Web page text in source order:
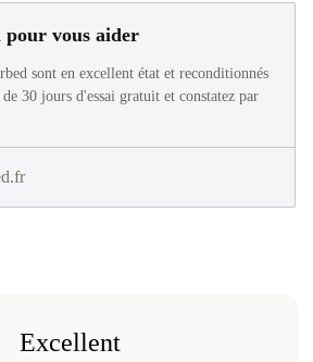
pour vous aider
sont en excellent état et reconditionnés
30 jours d'essai gratuit et constatez par
Excellent